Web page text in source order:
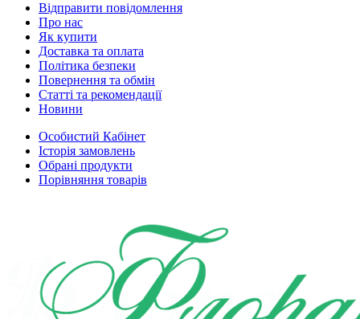
Відправити повідомлення
Про нас
Як купити
Доставка та оплата
Політика безпеки
Повернення та обмін
Статті та рекомендації
Новини
Особистий Кабінет
Історія замовлень
Обрані продукти
Порівняння товарів